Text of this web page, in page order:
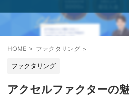
HOME > ファクタリング >
ファクタリング
アクセルファクターの